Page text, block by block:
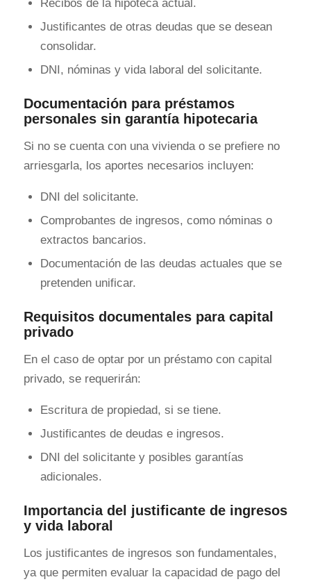
Recibos de la hipoteca actual.
Justificantes de otras deudas que se desean
consolidar.
DNI, nóminas y vida laboral del solicitante.
Documentación para préstamos
personales sin garantía hipotecaria
Si no se cuenta con una vivienda o se prefiere no
arriesgarla, los aportes necesarios incluyen:
DNI del solicitante.
Comprobantes de ingresos, como nóminas o
extractos bancarios.
Documentación de las deudas actuales que se
pretenden unificar.
Requisitos documentales para capital
privado
En el caso de optar por un préstamo con capital
privado, se requerirán:
Escritura de propiedad, si se tiene.
Justificantes de deudas e ingresos.
DNI del solicitante y posibles garantías
adicionales.
Importancia del justificante de ingresos
y vida laboral
Los justificantes de ingresos son fundamentales,
ya que permiten evaluar la capacidad de pago del